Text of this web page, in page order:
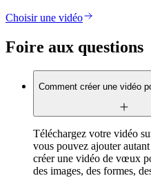
Choisir une vidéo
Foire aux questions
Comment créer une vidéo
Téléchargez votre vidéo
vous pouvez ajouter
créer une vidéo de vœux
des images, des formes,